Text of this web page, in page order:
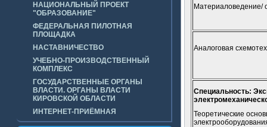
НАЦИОНАЛЬНЫЙ ПРОЕКТ
"ОБРАЗОВАНИЕ"
ФЕДЕРАЛЬНАЯ ПИЛОТНАЯ
ПЛОЩАДКА
НАСТАВНИЧЕСТВО
УЧЕБНО-ПРОИЗВОДСТВЕННЫЙ
КОМПЛЕКС
ГОСУДАРСТВЕННЫЕ ОРГАНЫ
ВЛАСТИ. ОРГАНЫ ВЛАСТИ
КИРОВСКОЙ ОБЛАСТИ
ИНТЕРНЕТ-ПРИЁМНАЯ
Материаловедение/
Аналоговая
Специальность:
Теоретические